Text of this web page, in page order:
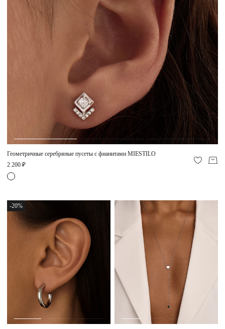
Геометричные серебряные пусеты с фианитами MIESTILO
2 200 ₽
-20%